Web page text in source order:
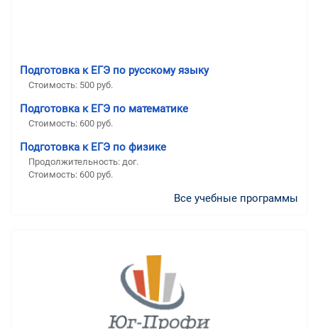
Подготовка к ЕГЭ по русскому языку
Стоимость: 500 руб.
Подготовка к ЕГЭ по математике
Стоимость: 600 руб.
Подготовка к ЕГЭ по физике
Продолжительность: дог.
Стоимость: 600 руб.
Все учебные программы